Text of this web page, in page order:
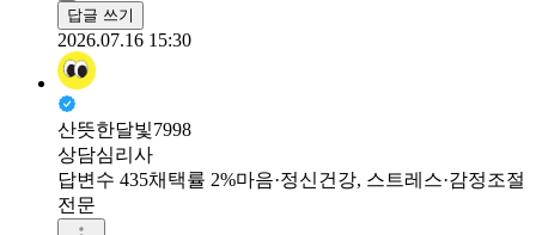
답글 쓰기
2026.07.16 15:30
산뜻한달빛7998
상담심리사
답변수 435채택률 2%마음·정신건강, 스트레스·감정조절
전문